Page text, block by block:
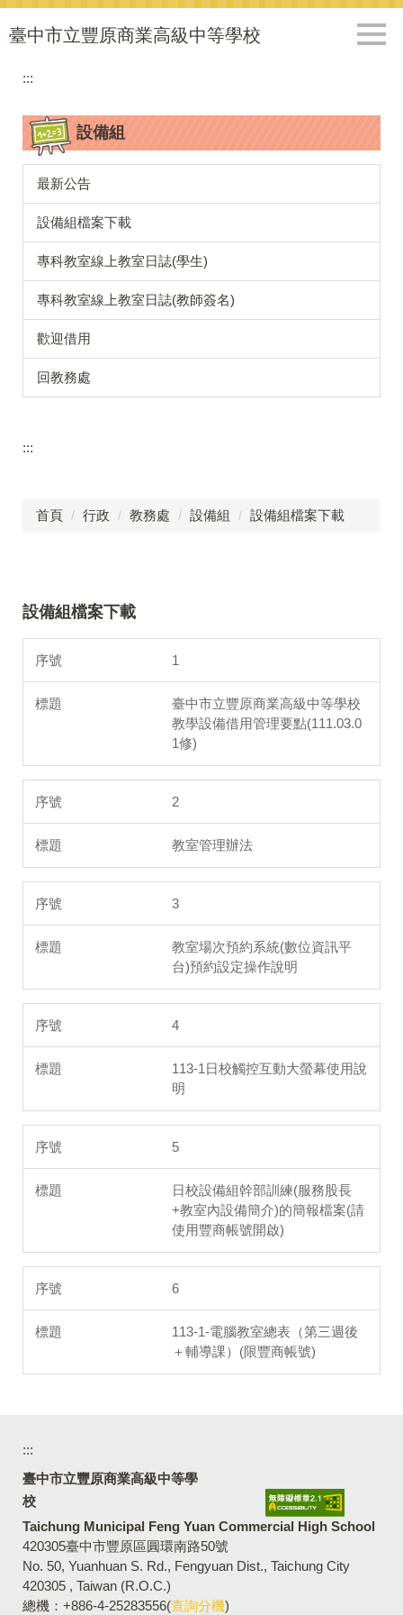
跳
到
臺中市立豐原商業高級中等學校
:::
設備組
最新公告
設備組檔案下載
專科教室線上教室日誌(學生)
專科教室線上教室日誌(教師簽名)
歡迎借用
回教務處
:::
首頁 行政 教務處 設備組 設備組檔案下載
設備組檔案下載
1
臺中市立豐原商業高級中等學校
教學設備借用管理要點(111.03.0
1修)
2
教室管理辦法
3
教室場次預約系統(數位資訊平
台)預約設定操作說明
4
113-1日校觸控互動大螢幕使用說
明
5
日校設備組幹部訓練(服務股長
+教室內設備簡介)的簡報檔案(請
使用豐商帳號開啟)
6
113-1-電腦教室總表（第三週後
＋輔導課）(限豐商帳號)
:::
臺中市立豐原商業高級中等學
校
Taichung Municipal Feng Yuan Commercial High School
420305臺中市豐原區圓環南路50號
No. 50, Yuanhuan S. Rd., Fengyuan Dist., Taichung City
420305 , Taiwan (R.O.C.)
總機：+886-4-25283556(查詢分機)